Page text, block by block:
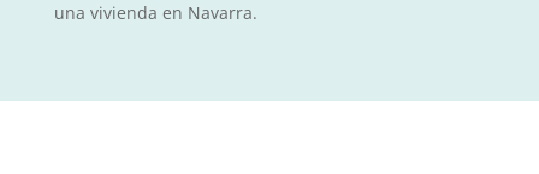
una vivienda en Navarra.